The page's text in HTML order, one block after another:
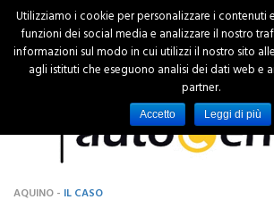
Utilizziamo i cookie per personalizzare i contenuti
funzioni dei social media e analizzare il nostro
informazioni sul modo in cui utilizzi il nostro sito
agli istituti che eseguono analisi dei dati web e
partner.
Accetto Leggi di più